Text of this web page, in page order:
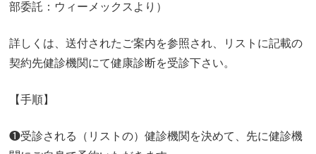
部委託：ウィーメックスより）
詳しくは、送付されたご案内を参照され、リストに記載の
契約先健診機関にて健康診断を受診下さい。
【手順】
❶受診される（リストの）健診機関を決めて、先に健診機